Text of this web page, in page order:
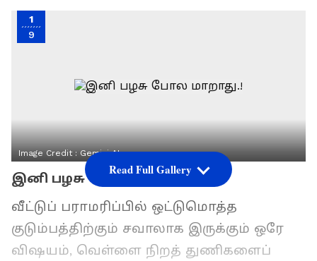
1
9
Image Credit : Gemini AI
இனி பழசு போல மாறாது.!
வீட்டுப் பராமரிப்பில் ஒட்டுமொத்த
குடும்பத்திற்கும் சவாலாக இருக்கும் ஒரே
விஷயம், வெள்ளை நிறத் துணிகளைப்
Read Full Gallery